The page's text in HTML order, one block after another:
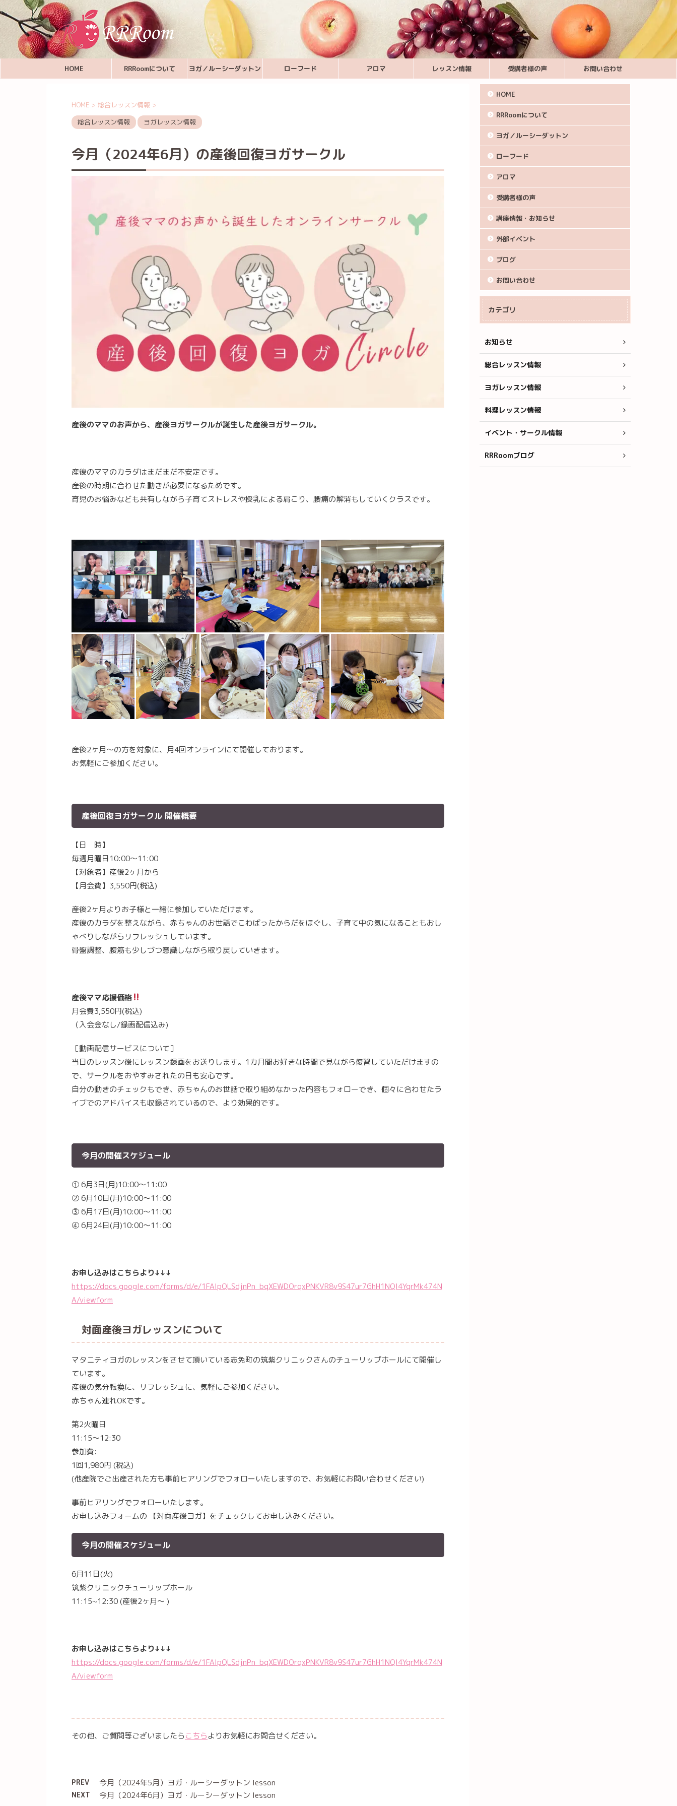
HOME RRRoomについて ヨガ／ルーシーダットン ローフード アロマ レッスン情報 受講者様の声 お問い合わせ
HOME > 総合レッスン情報 >
総合レッスン情報
ヨガレッスン情報
今月（2024年6月）の産後回復ヨガサークル
産後のママのお声から、産後ヨガサークルが誕生した産後ヨガサークル。
産後のママのカラダはまだまだ不安定です。
産後の時期に合わせた動きが必要になるためです。
育児のお悩みなども共有しながら子育てストレスや授乳による肩こり、腰痛の解消もしていくクラスです。
産後2ヶ月〜の方を対象に、月4回オンラインにて開催しております。
お気軽にご参加ください。
産後回復ヨガサークル 開催概要
【日 時】
毎週月曜日10:00〜11:00
【対象者】産後2ヶ月から
【月会費】3,550円(税込)
産後2ヶ月よりお子様と一緒に参加していただけます。
産後のカラダを整えながら、赤ちゃんのお世話でこわばったからだをほぐし、子育て中の気になることもおし
ゃべりしながらリフレッシュしています。
骨盤調整、腹筋も少しづつ意識しながら取り戻していきます。
産後ママ応援価格
月会費3,550円(税込)
（入会金なし/録画配信込み)
［動画配信サービスについて］
当日のレッスン後にレッスン録画をお送りします。1カ月間お好きな時間で見ながら復習していただけますの
で、サークルをおやすみされたの日も安心です。
自分の動きのチェックもでき、赤ちゃんのお世話で取り組めなかった内容もフォローでき、個々に合わせたラ
イブでのアドバイスも収録されているので、より効果的です。
今月の開催スケジュール
① 6月3日(月)10:00〜11:00
② 6月10日(月)10:00〜11:00
③ 6月17日(月)10:00〜11:00
④ 6月24日(月)10:00〜11:00
お申し込みはこちらより↓↓↓
https://docs.google.com/forms/d/e/1FAIpQLSdjnPn_bqXEWDOrqxPNKVR8v9S47ur7GhH1NQI4YqrMk474N
A/viewform
対面産後ヨガレッスンについて
マタニティヨガのレッスンをさせて頂いている志免町の筑紫クリニックさんのチューリップホールにて開催し
ています。
産後の気分転換に、リフレッシュに、気軽にご参加ください。
赤ちゃん連れOKです。
第2火曜日
11:15〜12:30
参加費:
1回1,980円 (税込)
(他産院でご出産された方も事前ヒアリングでフォローいたしますので、お気軽にお問い合わせください)
事前ヒアリングでフォローいたします。
お申し込みフォームの 【対面産後ヨガ】をチェックしてお申し込みください。
今月の開催スケジュール
6月11日(火)
筑紫クリニックチューリップホール
11:15~12:30 (産後2ヶ月〜 )
お申し込みはこちらより↓↓↓
https://docs.google.com/forms/d/e/1FAIpQLSdjnPn_bqXEWDOrqxPNKVR8v9S47ur7GhH1NQI4YqrMk474N
A/viewform
その他、ご質問等ございましたらこちらよりお気軽にお問合せください。
PREV 今月（2024年5月）ヨガ・ルーシーダットン lesson
NEXT 今月（2024年6月）ヨガ・ルーシーダットン lesson
HOME
RRRoomについて
ヨガ／ルーシーダットン
ローフード
アロマ
受講者様の声
講座情報・お知らせ
外部イベント
ブログ
お問い合わせ
カテゴリ
お知らせ
総合レッスン情報
ヨガレッスン情報
料理レッスン情報
イベント・サークル情報
RRRoomブログ